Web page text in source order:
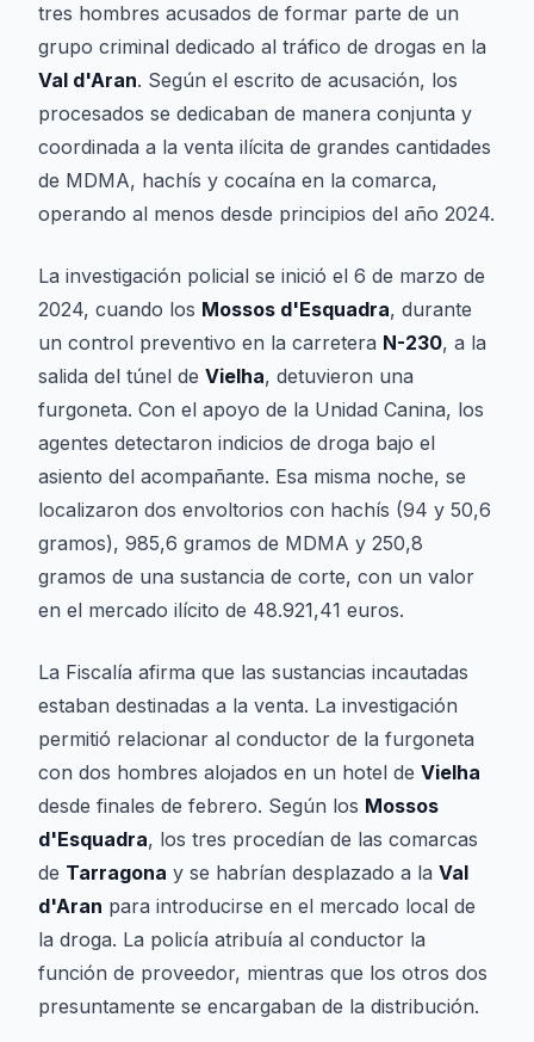
tres hombres acusados de formar parte de un
grupo criminal dedicado al tráfico de drogas en la
Val d'Aran. Según el escrito de acusación, los
procesados se dedicaban de manera conjunta y
coordinada a la venta ilícita de grandes cantidades
de MDMA, hachís y cocaína en la comarca,
operando al menos desde principios del año 2024.
La investigación policial se inició el 6 de marzo de
2024, cuando los Mossos d'Esquadra, durante
un control preventivo en la carretera N-230, a la
salida del túnel de Vielha, detuvieron una
furgoneta. Con el apoyo de la Unidad Canina, los
agentes detectaron indicios de droga bajo el
asiento del acompañante. Esa misma noche, se
localizaron dos envoltorios con hachís (94 y 50,6
gramos), 985,6 gramos de MDMA y 250,8
gramos de una sustancia de corte, con un valor
en el mercado ilícito de 48.921,41 euros.
La Fiscalía afirma que las sustancias incautadas
estaban destinadas a la venta. La investigación
permitió relacionar al conductor de la furgoneta
con dos hombres alojados en un hotel de Vielha
desde finales de febrero. Según los Mossos
d'Esquadra, los tres procedían de las comarcas
de Tarragona y se habrían desplazado a la Val
d'Aran para introducirse en el mercado local de
la droga. La policía atribuía al conductor la
función de proveedor, mientras que los otros dos
presuntamente se encargaban de la distribución.